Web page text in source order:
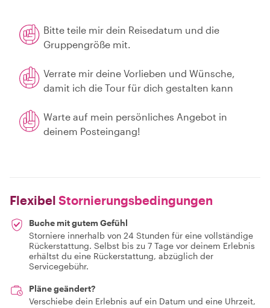
Bitte teile mir dein Reisedatum und die
Gruppengröße mit.
Verrate mir deine Vorlieben und Wünsche,
damit ich die Tour für dich gestalten kann
Warte auf mein persönliches Angebot in
deinem Posteingang!
Flexibel Stornierungsbedingungen
Buche mit gutem Gefühl
Storniere innerhalb von 24 Stunden für eine vollständige
Rückerstattung. Selbst bis zu 7 Tage vor deinem Erlebnis
erhältst du eine Rückerstattung, abzüglich der
Servicegebühr.
Pläne geändert?
Verschiebe dein Erlebnis auf ein Datum und eine Uhrzeit,